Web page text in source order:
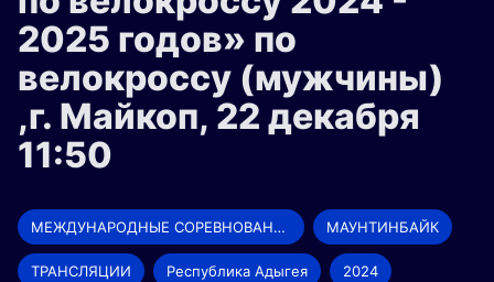
2025 годов» по
велокроссу (мужчины)
,г. Майкоп, 22 декабря
11:50
МЕЖДУНАРОДНЫЕ СОРЕВНОВАНИЯ МАУНТИНБАЙК
ТРАНСЛЯЦИИ Республика Адыгея 2024